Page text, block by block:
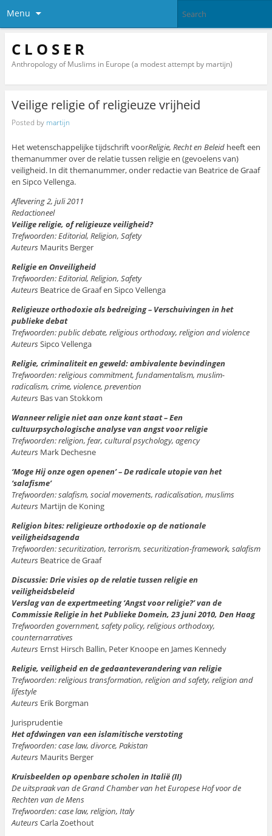
Menu
C L O S E R
Anthropology of Muslims in Europe (a modest attempt by martijn)
Veilige religie of religieuze vrijheid
Posted by martijn
Het wetenschappelijke tijdschrift voorReligie, Recht en Beleidheeft een
themanummer over de relatie tussen religie en (gevoelens van)
veiligheid. In dit themanummer, onder redactie van Beatrice de Graaf
en Sipco Vellenga.
Aflevering 2, juli 2011
Redactioneel
Veilige religie, of religieuze veiligheid?
Trefwoorden: Editorial, Religion, Safety
Auteurs Maurits Berger
Religie en Onveiligheid
Trefwoorden: Editorial, Religion, Safety
Auteurs Beatrice de Graaf en Sipco Vellenga
Religieuze orthodoxie als bedreiging – Verschuivingen in het
publieke debat
Trefwoorden: public debate, religious orthodoxy, religion and violence
AuteursSipco Vellenga
Religie, criminaliteit en geweld: ambivalente bevindingen
Trefwoorden: religious commitment, fundamentalism, muslim-
radicalism, crime, violence, prevention
Auteurs Bas van Stokkom
Wanneer religie niet aan onze kant staat – Een
cultuurpsychologische analyse van angst voor religie
Trefwoorden: religion, fear, cultural psychology, agency
Auteurs Mark Dechesne
‘Moge Hij onze ogen openen’ – De radicale utopie van het
‘salafisme’
Trefwoorden: salafism, social movements, radicalisation, muslims
Auteurs Martijn de Koning
Religion bites: religieuze orthodoxie op de nationale
veiligheidsagenda
Trefwoorden: securitization, terrorism, securitization-framework, salafism
Auteurs Beatrice de Graaf
Discussie: Drie visies op de relatie tussen religie en
veiligheidsbeleid
Verslag van de expertmeeting ‘Angst voor religie?’ van de
Commissie Religie in het Publieke Domein, 23 juni 2010, Den Haag
Trefwoorden government, safety policy, religious orthodoxy,
counternarratives
Auteurs Ernst Hirsch Ballin, Peter Knoope en James Kennedy
Religie, veiligheid en de gedaanteverandering van religie
Trefwoorden: religious transformation, religion and safety, religion and
lifestyle
Auteurs Erik Borgman
Jurisprudentie
Het afdwingen van een islamitische verstoting
Trefwoorden: case law, divorce, Pakistan
Auteurs Maurits Berger
Kruisbeelden op openbare scholen in Italië (II)
De uitspraak van de Grand Chamber van het Europese Hof voor de
Rechten van de Mens
Trefwoorden: case law, religion, Italy
AuteursCarla Zoethout